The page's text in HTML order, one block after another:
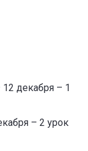
декабря – 1
– 2 урок